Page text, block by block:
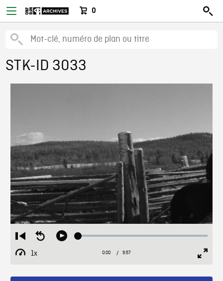
0
STK-ID 3033
Restart
from
beginning
Seek
Play Loaded:
1x
Playback
Current
0:00 / Duration
9:57